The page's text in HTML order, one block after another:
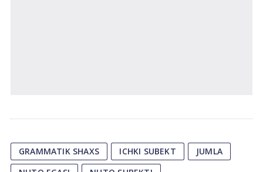
GRAMMATIK SHAХS ICHKI SUBEKT
JUMLA